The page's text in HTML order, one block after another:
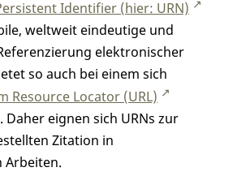
Identifier (hier: URN)
weltweit eindeutige und
elektronischer
so auch bei einem sich
Resource Locator (URL)
eignen sich URNs zur
Zitation in
Arbeiten.